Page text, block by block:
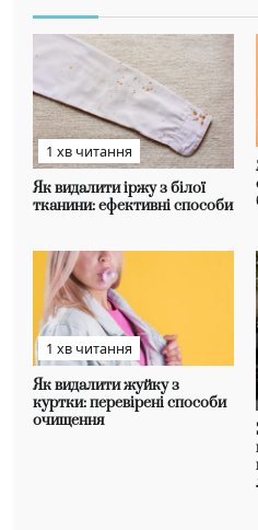
1 хв читання
Як видалити іржу з білої
тканини: ефективні способи
1 хв читання
Як видалити жуйку з
куртки: перевірені способи
очищення